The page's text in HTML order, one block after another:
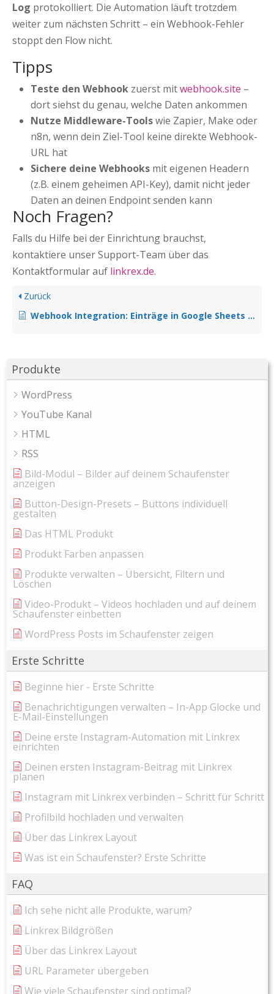
Produkte
WordPress
YouTube Kanal
HTML
RSS
Bild-Modul – Bilder auf deinem Schaufenster
anzeigen
Button-Design-Presets – Buttons individuell
gestalten
Das HTML Produkt
Produkt Farben anpassen
Produkte verwalten – Übersicht, Filtern und
Löschen
Video-Produkt – Videos hochladen und auf deinem
Schaufenster einbetten
WordPress Posts im Schaufenster zeigen
Erste Schritte
Beginne hier - Erste Schritte
Benachrichtigungen verwalten – In-App Glocke und
E-Mail-Einstellungen
Deine erste Instagram-Automation mit Linkrex
einrichten
Deinen ersten Instagram-Beitrag mit Linkrex
planen
Instagram mit Linkrex verbinden – Schritt für Schritt
Profilbild hochladen und verwalten
Über das Linkrex Layout
Was ist ein Schaufenster? Erste Schritte
FAQ
Ich sehe nicht alle Produkte, warum?
Linkrex Bildgrößen
Über das Linkrex Layout
URL Parameter übergeben
Wie viele Schaufenster sind optimal?
Log protokolliert. Die Automation läuft trotzdem
weiter zum nächsten Schritt – ein Webhook-Fehler
stoppt den Flow nicht.
Tipps
Teste den Webhook zuerst mitwebhook.site –
dort siehst du genau, welche Daten ankommen
Nutze Middleware-Toolswie Zapier, Make oder
n8n, wenn dein Ziel-Tool keine direkte Webhook-
URL hat
Sichere deine Webhooks mit eigenen Headern
(z.B. einem geheimen API-Key), damit nicht jeder
Daten an deinen Endpoint senden kann
Noch Fragen?
Falls du Hilfe bei der Einrichtung brauchst,
kontaktiere unser Support-Team über das
Kontaktformular auf linkrex.de.
Zurück
Webhook Integration: Einträge in Google Sheets erstellen